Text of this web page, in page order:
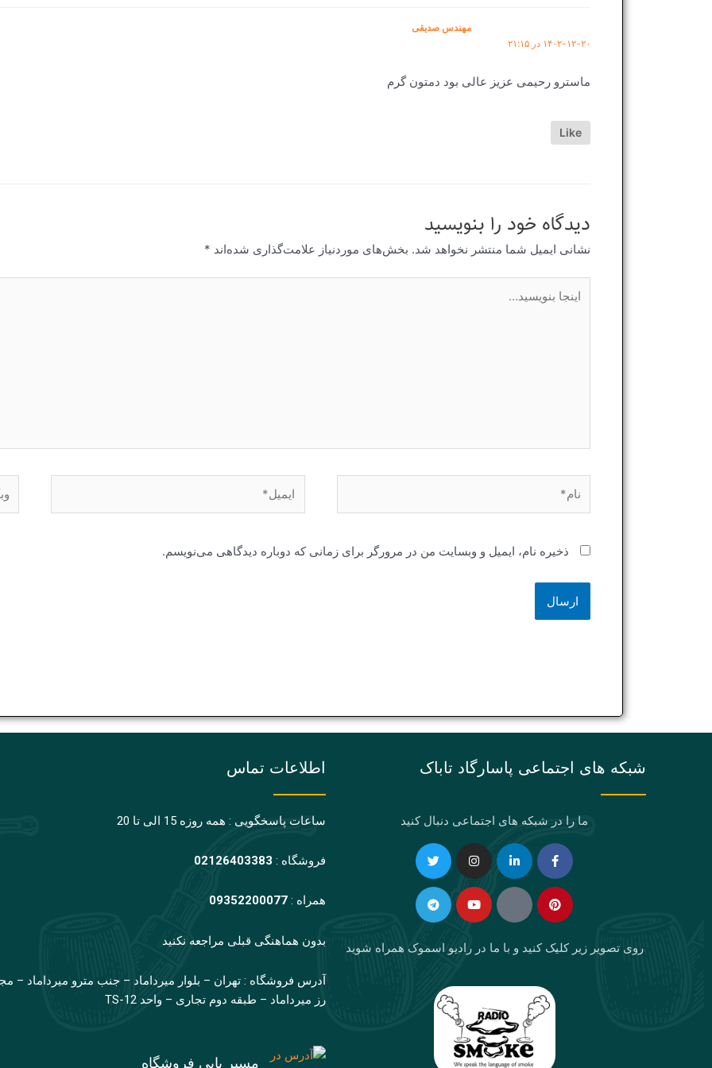
مهندس صدیقی
۱۴۰۲-۱۲-۲۰ در ۲۱:۱۵
ماسترو رحیمی عزیز عالی بود دمتون گرم
Like
دیدگاه‌ خود را بنویسید
نشانی ایمیل شما منتشر نخواهد شد. بخش‌های موردنیاز علامت‌گذاری شده‌اند *
بنویسید…
ذخیره نام، ایمیل و وبسایت من در مرورگر برای زمانی که دوباره دیدگاهی می‌نویسم.
شبکه های اجتماعی پاسارگاد تاباک
ما را در شبکه های اجتماعی دنبال کنید
Facebook-
f
Linkedin-
in
Instagram
Twitter Pinterest
Eaparat
Youtube
Telegram
روی تصویر زیر کلیک کنید و با ما در رادیو اسموک همراه شوید
اطلاعات تماس
ساعات پاسخگویی : همه روزه 15 الی تا 20
فروشگاه : 02126403383
همراه :09352200077
بدون هماهنگی قبلی مراجعه نکنید
آدرس فروشگاه : تهران – بلوار میرداماد – جنب مترو میرداماد –
رز میرداماد – طبقه دوم تجاری – واحد TS-12
مسیر یابی فروشگاه